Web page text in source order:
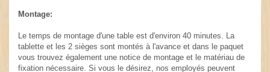
Montage:
Le temps de montage d'une table est d'environ 40 minutes. La
tablette et les 2 sièges sont montés à l'avance et dans le paquet
vous trouvez également une notice de montage et le matériau de
fixation nécessaire. Si vous le désirez, nos employés peuvent